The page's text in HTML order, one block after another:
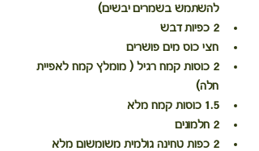
להשתמש בשמרים יבשים)
2 כפיות דבש
חצי כוס מים פושרים
2 כוסות קמח רגיל ( מומלץ קמח לאפיית
חלה)
1.5 כוסות קמח מלא
2 חלמונים
2 כפות טחינה גולמית משומשום מלא